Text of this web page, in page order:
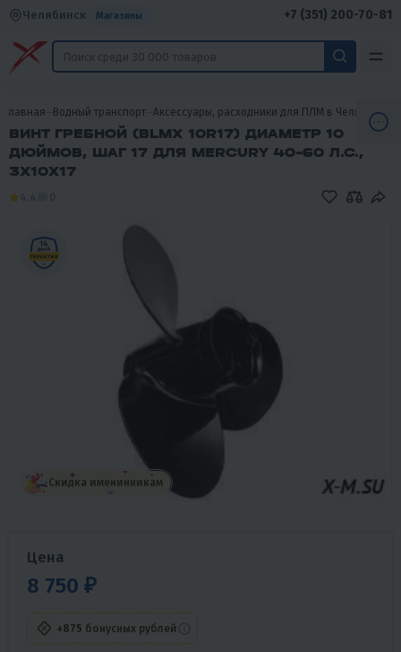
Челябинск Магазины +7 (351) 200-70-81
Главная Водный транспорт Аксессуары, расходники для ПЛМ в Челябинске
ВИНТ ГРЕБНОЙ (BLMX 10R17) ДИАМЕТР 10
ДЮЙМОВ, ШАГ 17 ДЛЯ MERCURY 40-60 Л.С.,
3X10X17
Скидка именинникам
Цена
8 750 ₽
+875 бонусных рублей